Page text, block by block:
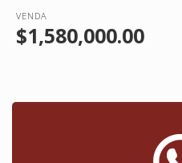
VENDA
$1,580,000.00